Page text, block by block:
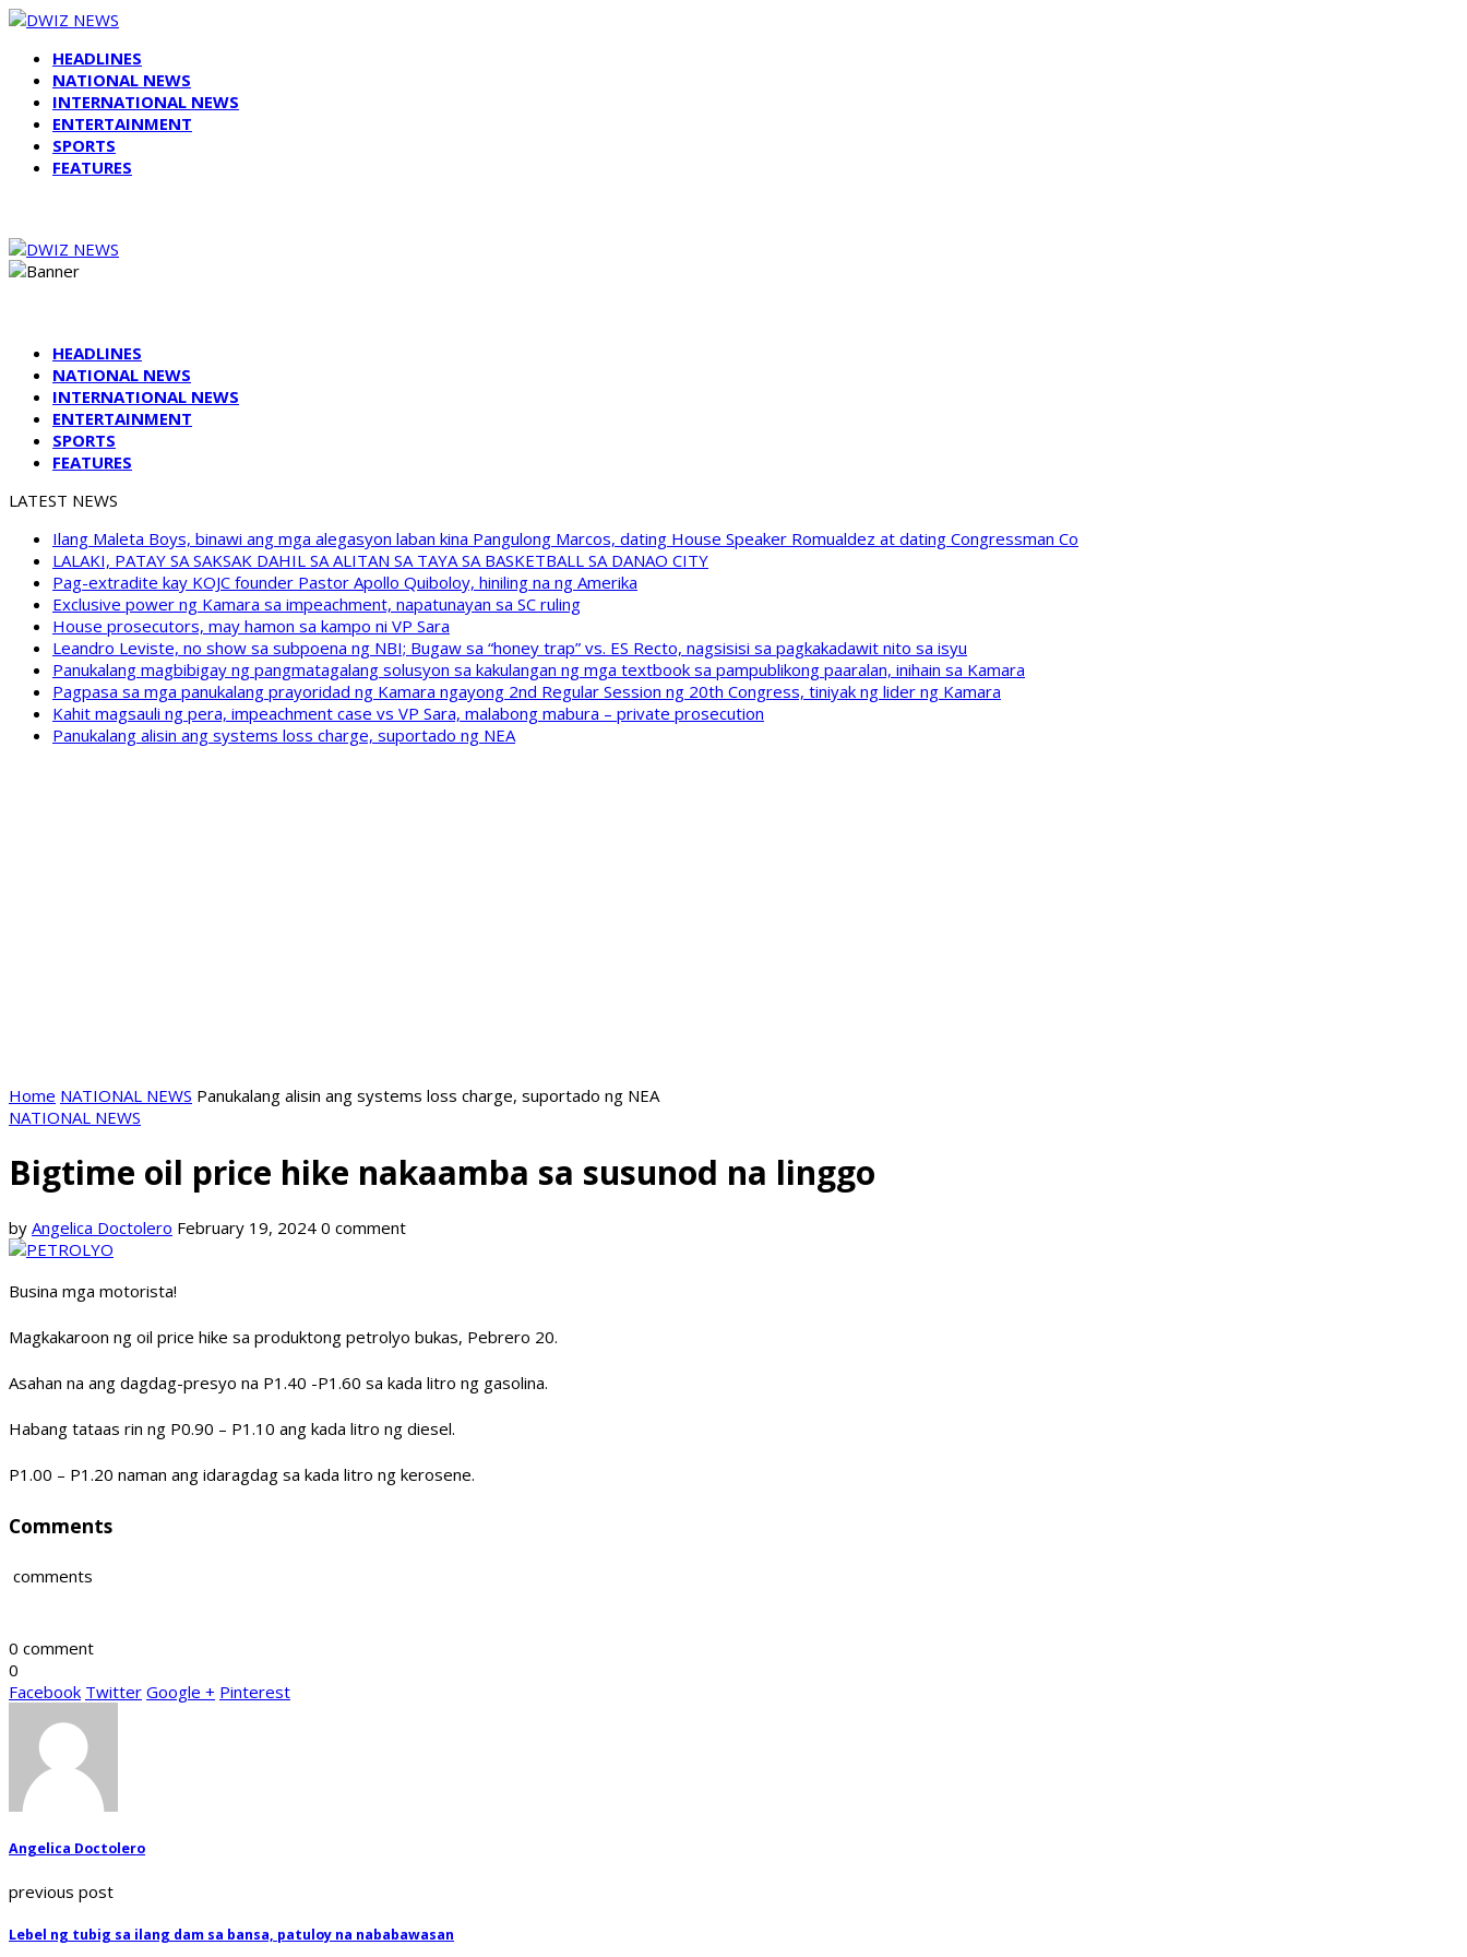
HEADLINES
NATIONAL NEWS
INTERNATIONAL NEWS
ENTERTAINMENT
SPORTS
FEATURES
HEADLINES
NATIONAL NEWS
INTERNATIONAL NEWS
ENTERTAINMENT
SPORTS
FEATURES
LATEST NEWS
Ilang Maleta Boys, binawi ang mga alegasyon laban kina Pangulong Marcos, dating House Speaker Romualdez at dating Congressman Co
LALAKI, PATAY SA SAKSAK DAHIL SA ALITAN SA TAYA SA BASKETBALL SA DANAO CITY
Pag-extradite kay KOJC founder Pastor Apollo Quiboloy, hiniling na ng Amerika
Exclusive power ng Kamara sa impeachment, napatunayan sa SC ruling
House prosecutors, may hamon sa kampo ni VP Sara
Leandro Leviste, no show sa subpoena ng NBI; Bugaw sa “honey trap” vs. ES Recto, nagsisisi sa pagkakadawit nito sa isyu
Panukalang magbibigay ng pangmatagalang solusyon sa kakulangan ng mga textbook sa pampublikong paaralan, inihain sa Kamara
Pagpasa sa mga panukalang prayoridad ng Kamara ngayong 2nd Regular Session ng 20th Congress, tiniyak ng lider ng Kamara
Kahit magsauli ng pera, impeachment case vs VP Sara, malabong mabura – private prosecution
Panukalang alisin ang systems loss charge, suportado ng NEA
Home NATIONAL NEWS Panukalang alisin ang systems loss charge, suportado ng NEA
NATIONAL NEWS
Bigtime oil price hike nakaamba sa susunod na linggo
by Angelica Doctolero February 19, 2024 0 comment
Busina mga motorista!
Magkakaroon ng oil price hike sa produktong petrolyo bukas, Pebrero 20.
Asahan na ang dagdag-presyo na P1.40 -P1.60 sa kada litro ng gasolina.
Habang tataas rin ng P0.90 – P1.10 ang kada litro ng diesel.
P1.00 – P1.20 naman ang idaragdag sa kada litro ng kerosene.
Comments
comments
0 comment
0
Facebook Twitter Google + Pinterest
Angelica Doctolero
previous post
Lebel ng tubig sa ilang dam sa bansa, patuloy na nababawasan